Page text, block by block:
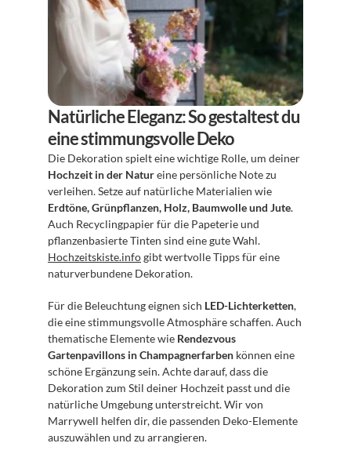
Natürliche Eleganz: So gestaltest du
eine stimmungsvolle Deko
Hochzeit in der Natur eine persönliche Note zu
Erdtöne, Grünpflanzen, Holz, Baumwolle und Jute.
Auch Recyclingpapier für die Papeterie und
Hochzeitskiste.info gibt wertvolle Tipps für eine
naturverbundene Dekoration.
Für die Beleuchtung eignen sich LED-Lichterketten,
die eine stimmungsvolle Atmosphäre schaffen. Auch
thematische Elemente wie Rendezvous
Gartenpavillons in Champagnerfarben können eine
schöne Ergänzung sein. Achte darauf, dass die
Dekoration zum Stil deiner Hochzeit passt und die
natürliche Umgebung unterstreicht. Wir von
Marrywell helfen dir, die passenden Deko-Elemente
auszuwählen und zu arrangieren.